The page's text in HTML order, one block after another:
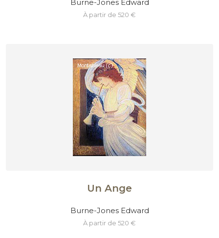
Burne-Jones Edward
à partir de 520 €
Un Ange
Burne-Jones Edward
à partir de 520 €